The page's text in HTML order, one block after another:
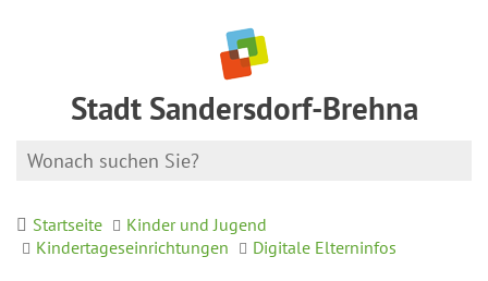
Stadt Sandersdorf-Brehna
Startseite
Kinder und Jugend
Kindertageseinrichtungen
Digitale Elterninfos